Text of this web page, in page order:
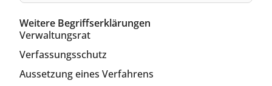
Weitere Begriffserklärungen
Verwaltungsrat
Verfassungsschutz
Aussetzung eines Verfahrens